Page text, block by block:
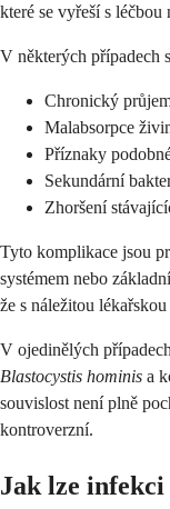
které se vyřeší s léčbou
V některých případech
Chronický
Malabsorpce
Příznaky
Sekundární
Zhoršení
Tyto komplikace jsou
systémem nebo
že s náležitou
V ojedinělých
Blastocystis hominis a
souvislost není plně
kontroverzní.
Jak lze infekci